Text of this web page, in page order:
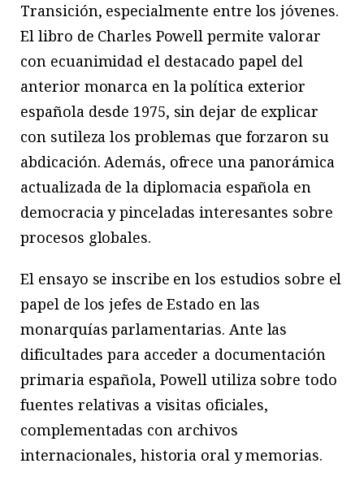
Transición, especialmente entre los jóvenes.
El libro de Charles Powell permite valorar
con ecuanimidad el destacado papel del
anterior monarca en la política exterior
española desde 1975, sin dejar de explicar
con sutileza los problemas que forzaron su
abdicación. Además, ofrece una panorámica
actualizada de la diplomacia española en
democracia y pinceladas interesantes sobre
procesos globales.
El ensayo se inscribe en los estudios sobre el
papel de los jefes de Estado en las
monarquías parlamentarias. Ante las
dificultades para acceder a documentación
primaria española, Powell utiliza sobre todo
fuentes relativas a visitas oficiales,
complementadas con archivos
internacionales, historia oral y memorias.